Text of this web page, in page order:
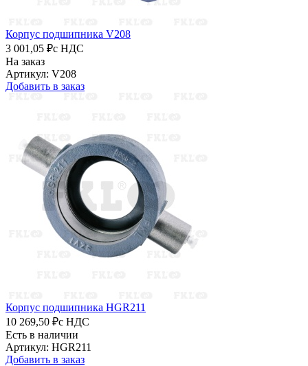
Корпус подшипника V208
3 001,05 ₽с НДС
На заказ
Артикул: V208
Добавить в заказ
Корпус подшипника HGR211
10 269,50 ₽с НДС
Есть в наличии
Артикул: HGR211
Добавить в заказ